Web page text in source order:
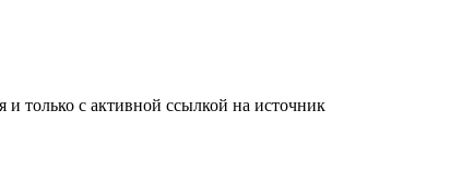
и только с активной ссылкой на источник